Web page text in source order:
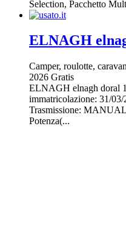
Selection, Pacchetto
ELNAGH
Camper, roulotte, caravan
2026 Gratis
ELNAGH elnagh doral
immatricolazione: 31/
Trasmissione:
Potenza(...